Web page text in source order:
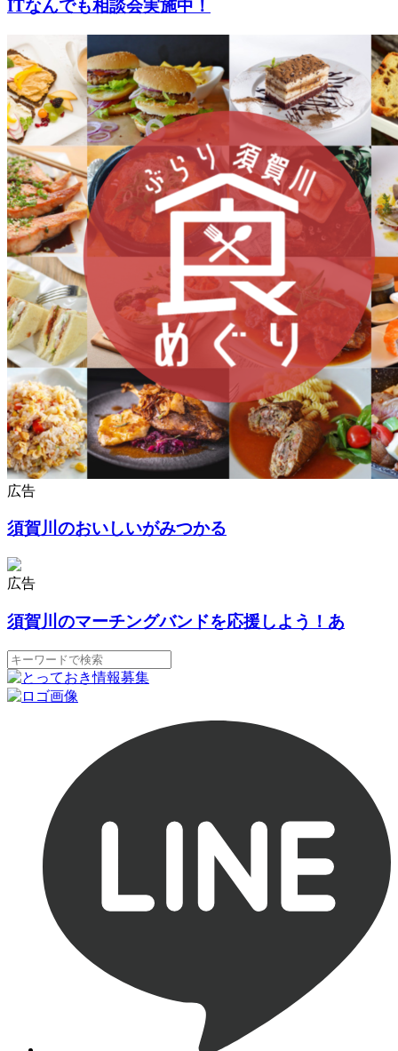
ITなんでも相談会実施中！
広告
須賀川のおいしいがみつかる
広告
須賀川のマーチングバンドを応援しよう！あ